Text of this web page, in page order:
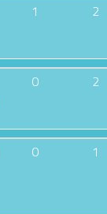
1 2
0 2
0 1